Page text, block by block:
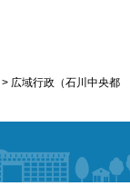
> 広域行政（石川中央都